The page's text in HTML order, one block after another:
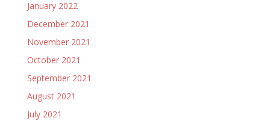
January 2022
December 2021
November 2021
October 2021
September 2021
August 2021
July 2021